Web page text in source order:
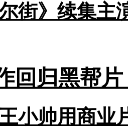
尔街》续集主
回归黑帮
小帅用商业